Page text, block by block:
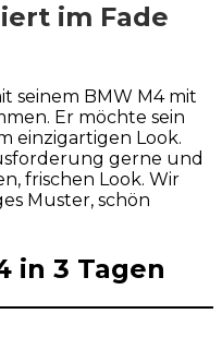
im Fade
seinem BMW M4 mit
Er möchte sein
einzigartigen Look.
gerne und
frischen Look. Wir
Muster, schön
in 3 Tagen